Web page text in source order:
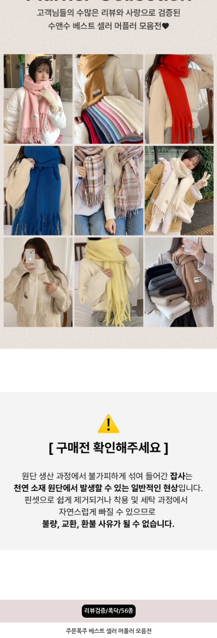
리뷰검증/폭닥/56종
주문폭주 베스트 셀러 머플러 모음전